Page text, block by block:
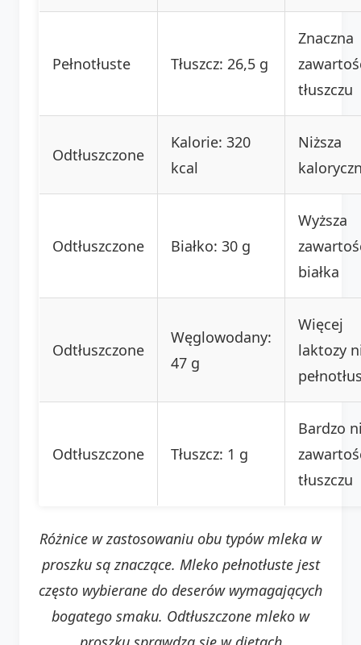
Pełnotłuste Tłuszcz: 26,5 g
Znaczna
tłuszczu
Odtłuszczone
Kalorie: 320
kcal
Niższa
Odtłuszczone Białko: 30 g
Wyższa
białka
Odtłuszczone
Węglowodany:
47 g
Więcej
laktozy
Odtłuszczone Tłuszcz: 1 g
Bardzo
tłuszczu
Różnice w zastosowaniu obu typów mleka w
proszku są znaczące. Mleko pełnotłuste jest
często wybierane do deserów wymagających
bogatego smaku. Odtłuszczone mleko w